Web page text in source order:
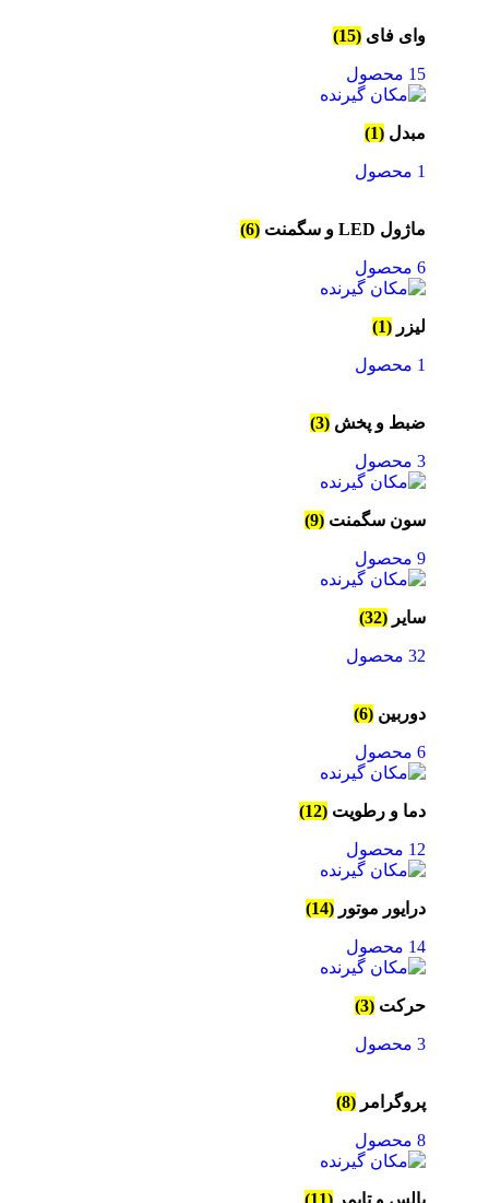
وای فای (15)
15 محصول
مبدل (1)
1 محصول
ماژول LED و سگمنت (6)
6 محصول
لیزر (1)
1 محصول
ضبط و پخش (3)
3 محصول
سون سگمنت (9)
9 محصول
سایر (32)
32 محصول
دوربین (6)
6 محصول
دما و رطویت (12)
12 محصول
درایور موتور (14)
14 محصول
حرکت (3)
3 محصول
پروگرامر (8)
8 محصول
پالس و تایمر (11)